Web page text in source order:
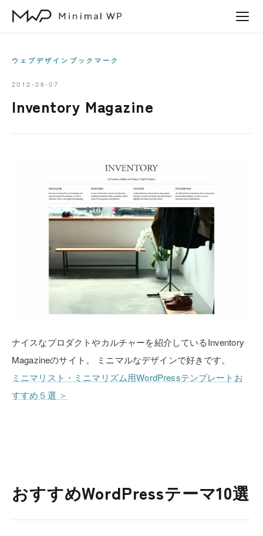
ウェブデザインブックマーク
2012-06-07
Inventory Magazine
ナイスなプロダクトやカルチャーを紹介しているInventory
Magazineのサイト。
ミニマルなデザインで好きです。
ミニマリスト・ミニマリズム用WordPressテンプレートお
すすめ５選 ＞
おすすめWordPressテーマ10選